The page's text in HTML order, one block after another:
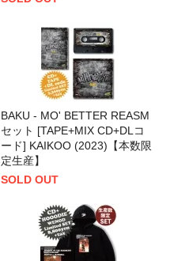
BAKU - MO' BETTER REASM
セット [TAPE+MIX CD+DLコ
ード] KAIKOO (2023)【本数限
定生産】
SOLD OUT